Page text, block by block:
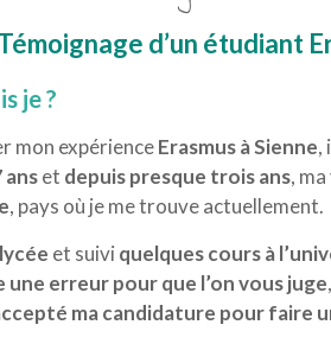
d’un étudiant
je ?
mon expérienceErasmus à Sienne,
anset depuis presque trois ans,
, pays où je me trouve actuellement.
et suivi quelques cours à
erreur pour que l’on vous juge,
ma candidature pour faire